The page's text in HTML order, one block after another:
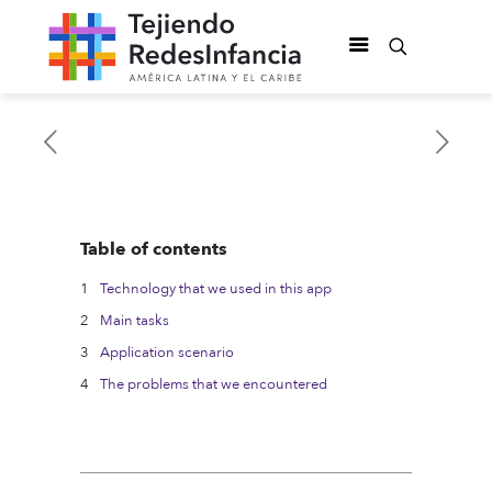
Table of contents
Technology that we used in this app
Main tasks
Application scenario
The problems that we encountered